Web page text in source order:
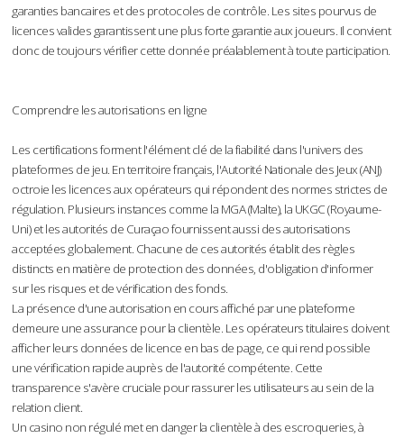
garanties bancaires et des protocoles de contrôle. Les sites pourvus de
licences valides garantissent une plus forte garantie aux joueurs. Il convient
donc de toujours vérifier cette donnée préalablement à toute participation.
Comprendre les autorisations en ligne
Les certifications forment l'élément clé de la fiabilité dans l'univers des
plateformes de jeu. En territoire français, l'Autorité Nationale des Jeux (ANJ)
octroie les licences aux opérateurs qui répondent des normes strictes de
régulation. Plusieurs instances comme la MGA (Malte), la UKGC (Royaume-
Uni) et les autorités de Curaçao fournissent aussi des autorisations
acceptées globalement. Chacune de ces autorités établit des règles
distincts en matière de protection des données, d'obligation d'informer
sur les risques et de vérification des fonds.
La présence d'une autorisation en cours affiché par une plateforme
demeure une assurance pour la clientèle. Les opérateurs titulaires doivent
afficher leurs données de licence en bas de page, ce qui rend possible
une vérification rapide auprès de l'autorité compétente. Cette
transparence s'avère cruciale pour rassurer les utilisateurs au sein de la
relation client.
Un casino non régulé met en danger la clientèle à des escroqueries, à